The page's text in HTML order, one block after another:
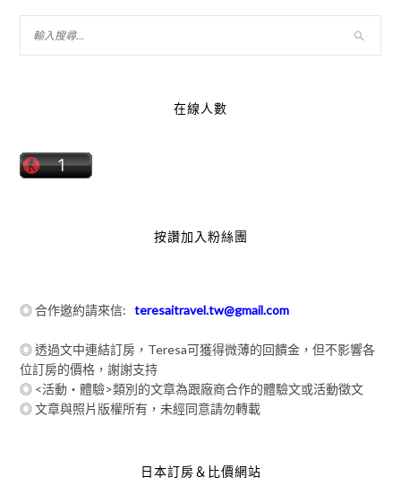
在線人數
按讚加入粉絲團
◎ 合作邀約請來信:teresaitravel.tw@gmail.com
◎ 透過文中連結訂房，Teresa可獲得微薄的回饋金，但不影響各
位訂房的價格，謝謝支持
◎ <活動‧體驗>類別的文章為跟廠商合作的體驗文或活動徵文
◎ 文章與照片版權所有，未經同意請勿轉載
日本訂房＆比價網站